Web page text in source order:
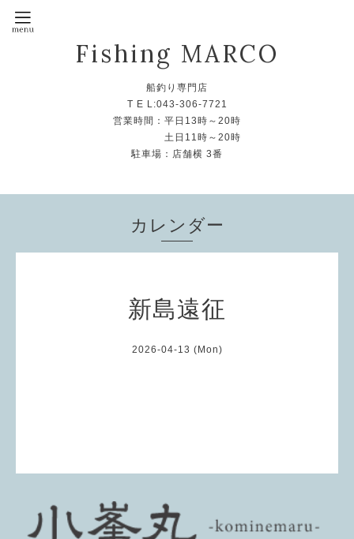
Fishing MARCO
船釣り専門店
T E L:043-306-7721
営業時間：平日13時～20時
土日11時～20時
駐車場：店舗横 3番
カレンダー
新島遠征
2026-04-13 (Mon)